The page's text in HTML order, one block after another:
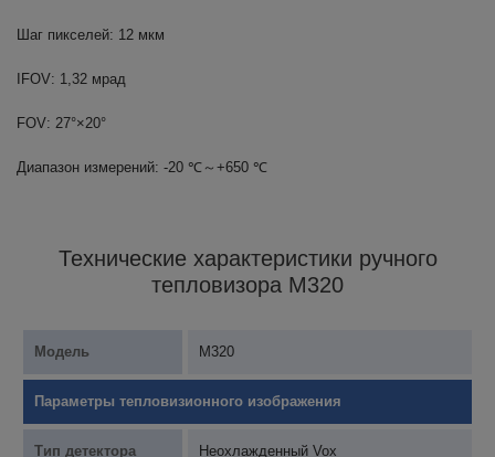
Шаг пикселей: 12 мкм
IFOV: 1,32 мрад
FOV: 27°×20°
Диапазон измерений: -20 ℃～+650 ℃
Технические характеристики ручного
тепловизора M320
Модель M320
Параметры тепловизионного изображения
Тип детектора Неохлажденный Vox